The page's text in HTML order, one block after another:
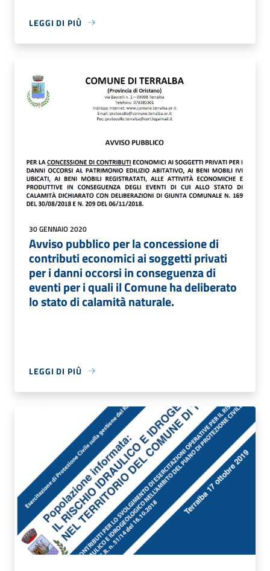
LEGGI DI PIÙ
30 GENNAIO 2020
Avviso pubblico per la concessione di
contributi economici ai soggetti privati
per i danni occorsi in conseguenza di
eventi per i quali il Comune ha deliberato
lo stato di calamità naturale.
LEGGI DI PIÙ